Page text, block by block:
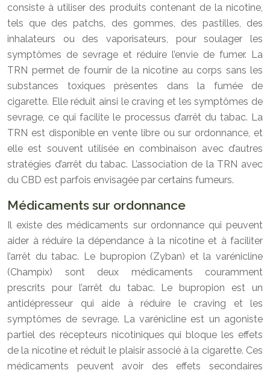
consiste à utiliser des produits contenant de la nicotine,
tels que des patchs, des gommes, des pastilles, des
inhalateurs ou des vaporisateurs, pour soulager les
symptômes de sevrage et réduire l’envie de fumer. La
TRN permet de fournir de la nicotine au corps sans les
substances toxiques présentes dans la fumée de
cigarette. Elle réduit ainsi le craving et les symptômes de
sevrage, ce qui facilite le processus d’arrêt du tabac. La
TRN est disponible en vente libre ou sur ordonnance, et
elle est souvent utilisée en combinaison avec d’autres
stratégies d’arrêt du tabac. L’association de la TRN avec
du CBD est parfois envisagée par certains fumeurs.
Médicaments sur ordonnance
Il existe des médicaments sur ordonnance qui peuvent
aider à réduire la dépendance à la nicotine et à faciliter
l’arrêt du tabac. Le bupropion (Zyban) et la varénicline
(Champix) sont deux médicaments couramment
prescrits pour l’arrêt du tabac. Le bupropion est un
antidépresseur qui aide à réduire le craving et les
symptômes de sevrage. La varénicline est un agoniste
partiel des récepteurs nicotiniques qui bloque les effets
de la nicotine et réduit le plaisir associé à la cigarette. Ces
médicaments peuvent avoir des effets secondaires